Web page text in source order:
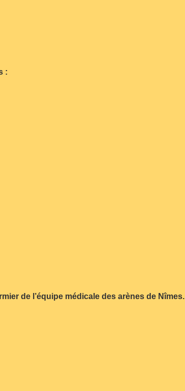
:
de l’équipe médicale des arènes de Nîmes.